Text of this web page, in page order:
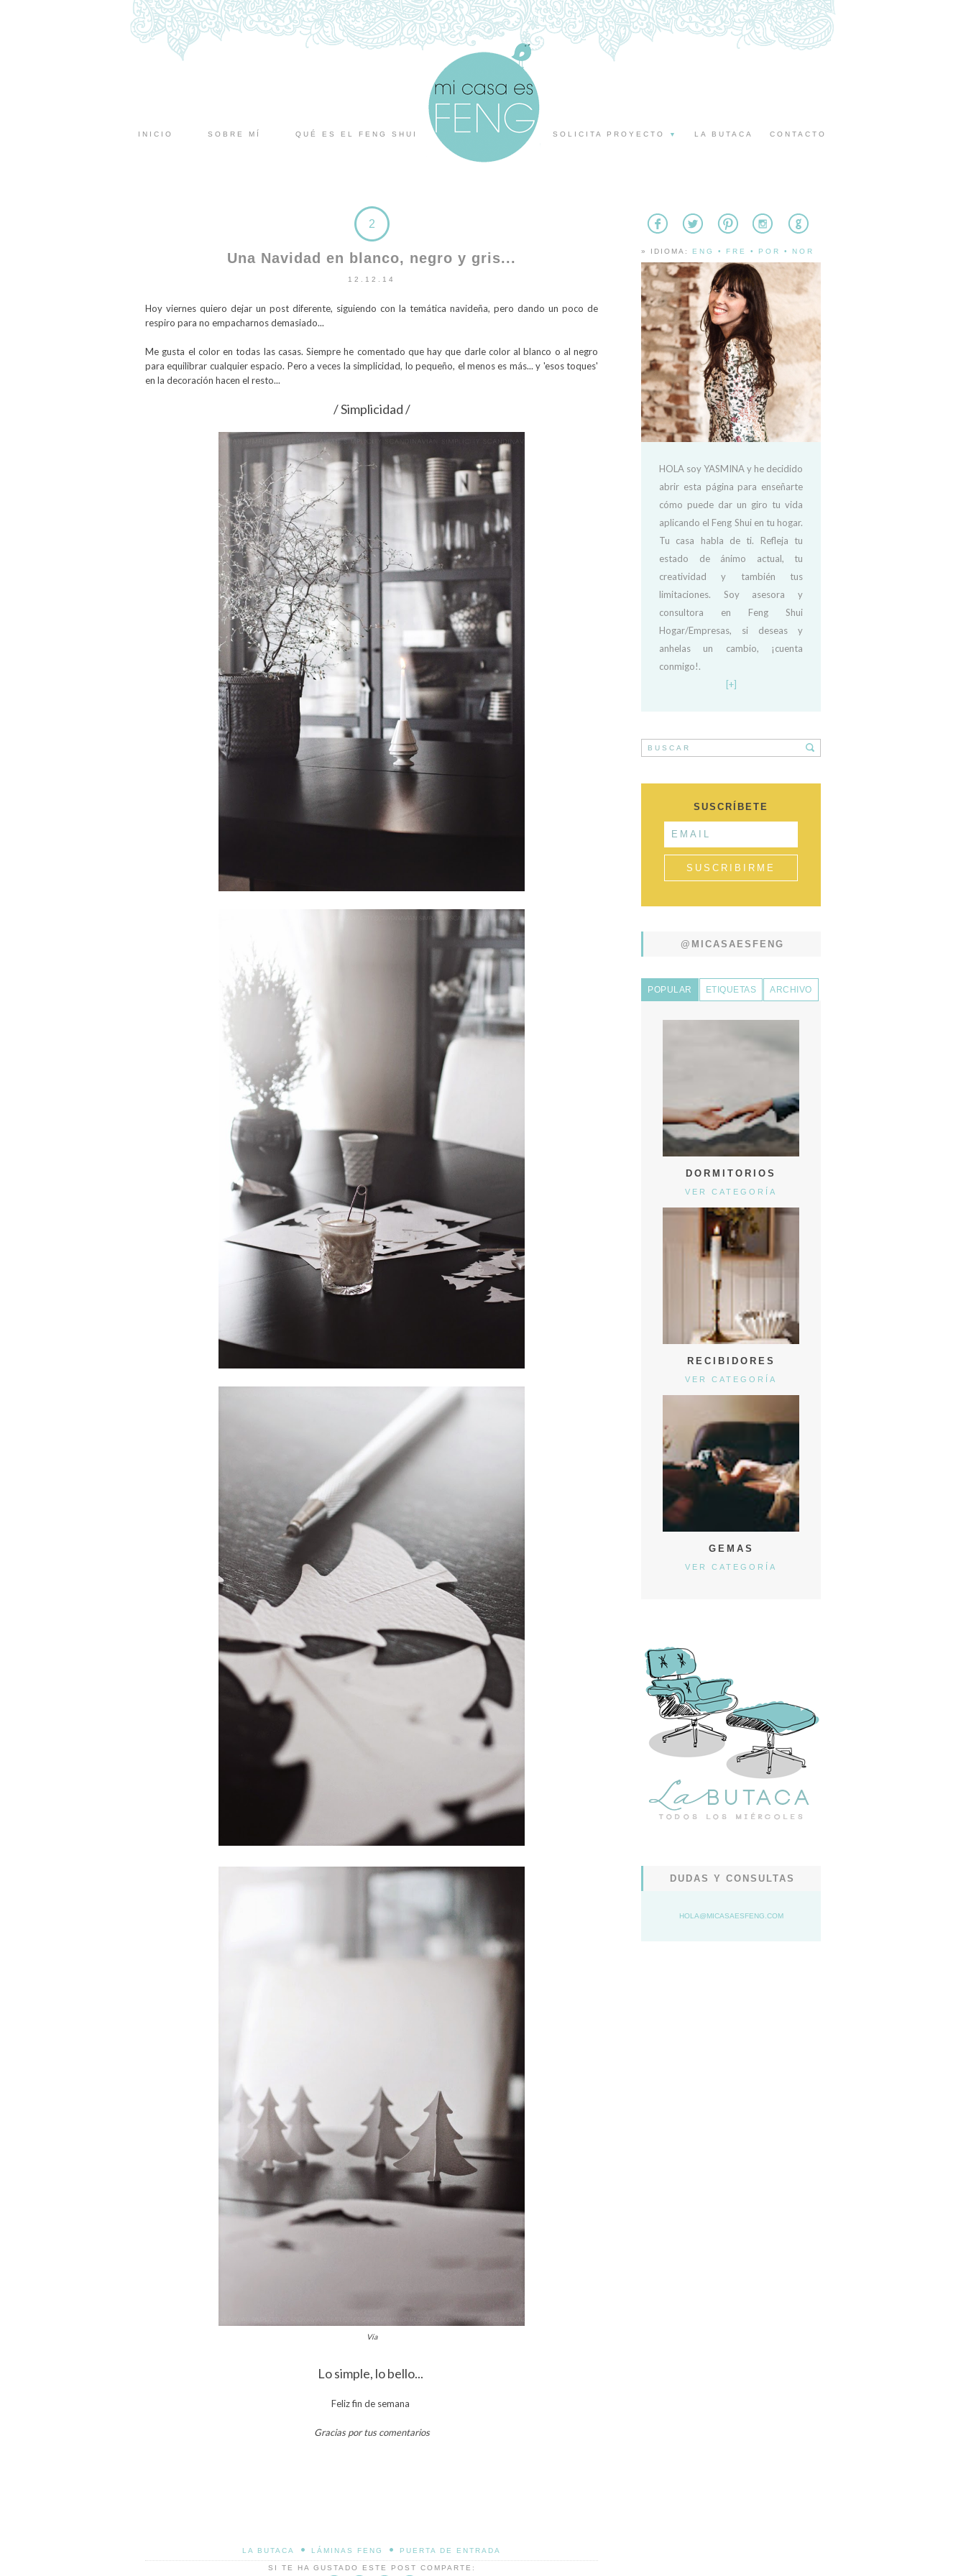
INICIO SOBRE MÍ QUÉ ES EL FENG SHUI SOLICITA PROYECTO ▼ LA BUTACA CONTACTO
2
Una Navidad en blanco, negro y gris...
12.12.14
Hoy viernes quiero dejar un post diferente, siguiendo con la temática navideña, pero dando un poco de
respiro para no empacharnos demasiado...
Me gusta el color en todas las casas. Siempre he comentado que hay que darle color al blanco o al negro
para equilibrar cualquier espacio. Pero a veces la simplicidad, lo pequeño, el menos es más... y 'esos toques'
en la decoración hacen el resto...
/ Simplicidad /
Vía
Lo simple, lo bello...
Feliz fin de semana
Gracias por tus comentarios
LA BUTACA • LÁMINAS FENG • PUERTA DE ENTRADA
SI TE HA GUSTADO ESTE POST COMPARTE:
» IDIOMA: ENG • FRE • POR • NOR
HOLA soy YASMINA y he decidido
abrir esta página para enseñarte
cómo puede dar un giro tu vida
aplicando el Feng Shui en tu hogar.
Tu casa habla de ti. Refleja tu
estado de ánimo actual, tu
creatividad y también tus
limitaciones. Soy asesora y
consultora en Feng Shui
Hogar/Empresas, si deseas y
anhelas un cambio, ¡cuenta
conmigo!.
[+]
SUSCRÍBETE
@MICASAESFENG
POPULAR ETIQUETAS ARCHIVO
DORMITORIOS
VER CATEGORÍA
RECIBIDORES
VER CATEGORÍA
GEMAS
VER CATEGORÍA
DUDAS Y CONSULTAS
HOLA@MICASAESFENG.COM